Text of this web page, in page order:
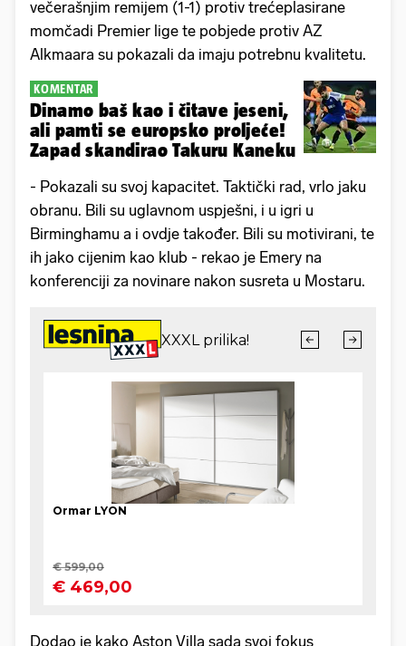
večerašnjim remijem (1-1) protiv trećeplasirane
momčadi Premier lige te pobjede protiv AZ
Alkmaara su pokazali da imaju potrebnu kvalitetu.
KOMENTAR
Dinamo baš kao i čitave jeseni,
ali pamti se europsko proljeće!
Zapad skandirao Takuru Kaneku
- Pokazali su svoj kapacitet. Taktički rad, vrlo jaku
obranu. Bili su uglavnom uspješni, i u igri u
Birminghamu a i ovdje također. Bili su motivirani, te
ih jako cijenim kao klub - rekao je Emery na
konferenciji za novinare nakon susreta u Mostaru.
Dodao je kako Aston Villa sada svoj fokus